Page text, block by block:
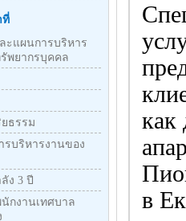
ที่
ะแผนการบริหาร
พยากรบุคคล
ธรรม
รบริหารงานของ
ง 3 ปี
กงานเทศบาล
как
в